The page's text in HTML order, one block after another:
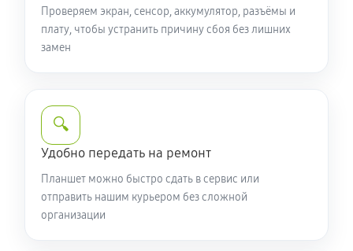
Проверяем экран, сенсор, аккумулятор, разъёмы и
плату, чтобы устранить причину сбоя без лишних
замен
🔍
Удобно передать на ремонт
Планшет можно быстро сдать в сервис или
отправить нашим курьером без сложной
организации